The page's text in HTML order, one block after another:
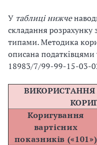
У таблиці нижче
складання
типами. Методика
описана
18983/7/99-99-15-03-
Коригування
вартісних
показників («101»)